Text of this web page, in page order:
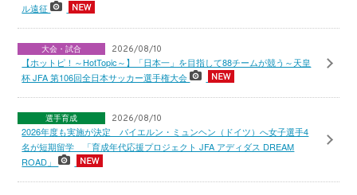
ル遠征
大会・試合 2026/08/10
【ホットピ！～HotTopic～】「日本一」を目指して88チームが競う～天皇
杯 JFA 第106回全日本サッカー選手権大会
選手育成 2026/08/10
2026年度も実施が決定 バイエルン・ミュンヘン（ドイツ）へ女子選手4
名が短期留学 「育成年代応援プロジェクト JFA アディダス DREAM
ROAD」